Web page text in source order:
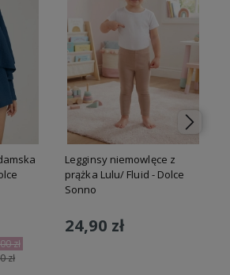
zł
zł
Legginsy niemowlęce z
prążka Lulu/ Fluid - Dolce
Sonno
24,90 zł